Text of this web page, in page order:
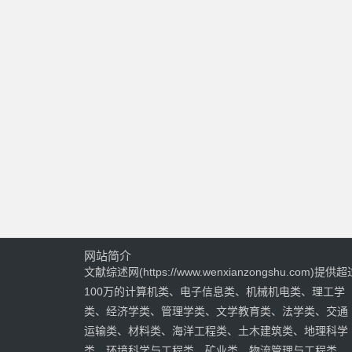
网站简介
文献综述网(https://www.wenxianzongshu.com)提供超
100万的计算机类、电子信息类、机械机电类、理工学
类、经济学类、管理学类、文学教育类、法学类、交通
运输类、材料类、海洋工程类、土木建筑类、地理科学